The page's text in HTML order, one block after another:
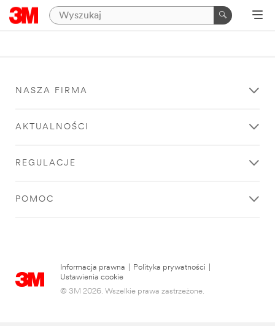
NASZA FIRMA
AKTUALNOŚCI
REGULACJE
POMOC
Informacja prawna Polityka prywatności
Ustawienia cookie
© 3M 2026. Wszelkie prawa zastrzeżone.